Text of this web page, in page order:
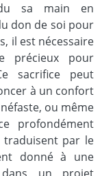
sa main en
don de soi pour
il est nécessaire
précieux pour
sacrifice peut
à un confort
ou même
profondément
traduisent par le
donné à une